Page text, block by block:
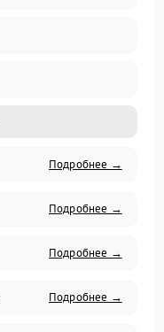
Подробнее →
Подробнее →
Подробнее →
Подробнее →